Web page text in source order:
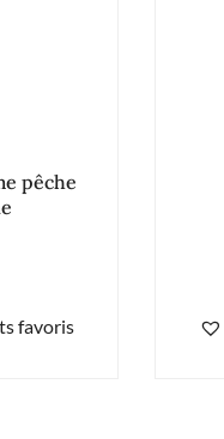
pêche
favoris